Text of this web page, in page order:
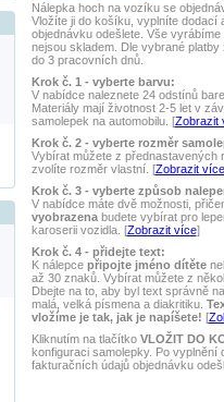
Nálepka hoch na vozíkuse
Vložíte ji do košíku, vyplníte dodací
objednávku odešlete. Vše
nejsou skladem. Dle vybrané platby
do 3 pracovních dnů.
Krok č. 1 - vyberte barvu:
V nabídce naleznete 24 odstínů
Materiály mají životnost 2-5 let v
samolepek na automobilu. [Zobrazit
Krok č. 2 - vyberte rozměr
Vybírat můžete z přednastavených
zvolíte rozměr vlastní. [Zobrazit více
Krok č. 3 - vyberte způsob
V nabídce máte dvě možnosti,
vyobrazenabudete vybírat pro
karoserii vozidla. [Zobrazit více]
Krok č. 4 - přidejte text:
K nálepce připojte jméno dítěte
až 30 znaků. Vybírat můžete z
Dbejte na to, aby byl text správně
malá, velká písmena a diakritiku.
vložíme je tak, jak je napíšete! [
Kliknutím na tlačítko VLOŽIT DO
konfiguraci samolepky. Po vyplnění
fakturačních údajů objednávku